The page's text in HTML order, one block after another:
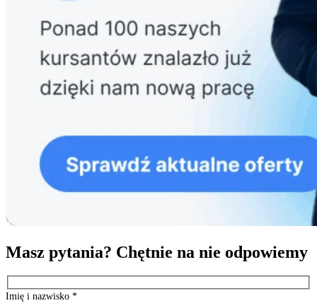
Masz pytania? Chętnie na nie odpowiemy
Imię i nazwisko *